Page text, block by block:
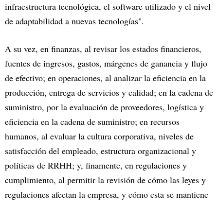
infraestructura tecnológica, el software utilizado y el nivel
de adaptabilidad a nuevas tecnologías".
A su vez, en finanzas, al revisar los estados financieros,
fuentes de ingresos, gastos, márgenes de ganancia y flujo
de efectivo; en operaciones, al analizar la eficiencia en la
producción, entrega de servicios y calidad; en la cadena de
suministro, por la evaluación de proveedores, logística y
eficiencia en la cadena de suministro; en recursos
humanos, al evaluar la cultura corporativa, niveles de
satisfacción del empleado, estructura organizacional y
políticas de RRHH; y, finamente, en regulaciones y
cumplimiento, al permitir la revisión de cómo las leyes y
regulaciones afectan la empresa, y cómo esta se mantiene